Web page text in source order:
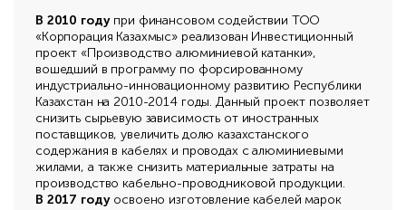
В 2010 годупри финансовом содействии ТОО
«Корпорация Казахмыс» реализован Инвестиционный
проект «Производство алюминиевой катанки»,
вошедший в программу по форсированному
индустриально-инновационному развитию Республики
Казахстан на 2010-2014 годы. Данный проект позволяет
снизить сырьевую зависимость от иностранных
поставщиков, увеличить долю казахстанского
содержания в кабелях и проводах с алюминиевыми
жилами, а также снизить материальные затраты на
производство кабельно-проводниковой продукции.
В 2017 годуосвоено изготовление кабелей марок